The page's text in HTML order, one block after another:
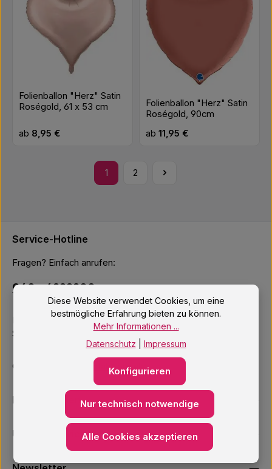
Folienballon "Herz" Satin
Roségold, 61 x 53 cm
Regulärer Preis:
ab 8,95 €
Folienballon "Herz" Satin
Roségold, 90cm
Regulärer Preis:
ab11,95 €
Seite
1
Seite
2
Service-Hotline
Fragen? Einfach anrufen:
040 – 4222200
Mo–Fr: 10:00 – 18:00 Uhr
Sa: 09:00 – 14:00 Uhr
Oder über unser Kontaktformular .
Informationen
Unsere Services
Diese Website verwendet Cookies, um eine
bestmögliche Erfahrung bieten zu können.
Mehr Informationen ...
Datenschutz
Impressum
Nur technisch notwendige
Konfigurieren
Alle Cookies akzeptieren